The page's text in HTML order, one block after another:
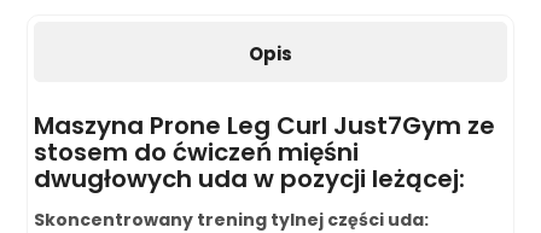
Opis
Maszyna Prone Leg Curl Just7Gym ze
stosem do ćwiczeń mięśni
dwugłowych uda w pozycji leżącej:
Skoncentrowany trening tylnej części uda: